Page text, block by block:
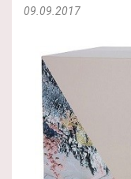
09.09.2017